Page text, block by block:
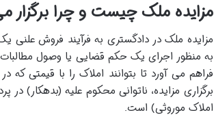
مزایده ملک چیست و چرا برگزار
مزایده ملک در دادگستری به فرآیند فروش علنی
به منظور اجرای یک حکم قضایی یا وصول
فراهم می آورد تا بتوانند املاک را با قیمتی
برگزاری مزایده، ناتوانی محکوم علیه (بدهکار)
املاک موروثی) است.